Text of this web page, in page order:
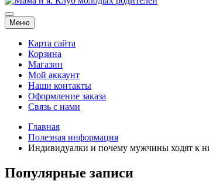
Мама и я. Клуб молодых родителей
Меню
Карта сайта
Корзина
Магазин
Мой аккаунт
Наши контакты
Оформление заказа
Связь с нами
Главная
Полезная информация
Индивидуалки и почему мужчины ходят к
Популярные записи